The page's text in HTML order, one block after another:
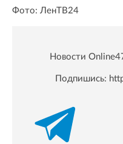
Фото: ЛенТВ24
Новости
Подпишись: